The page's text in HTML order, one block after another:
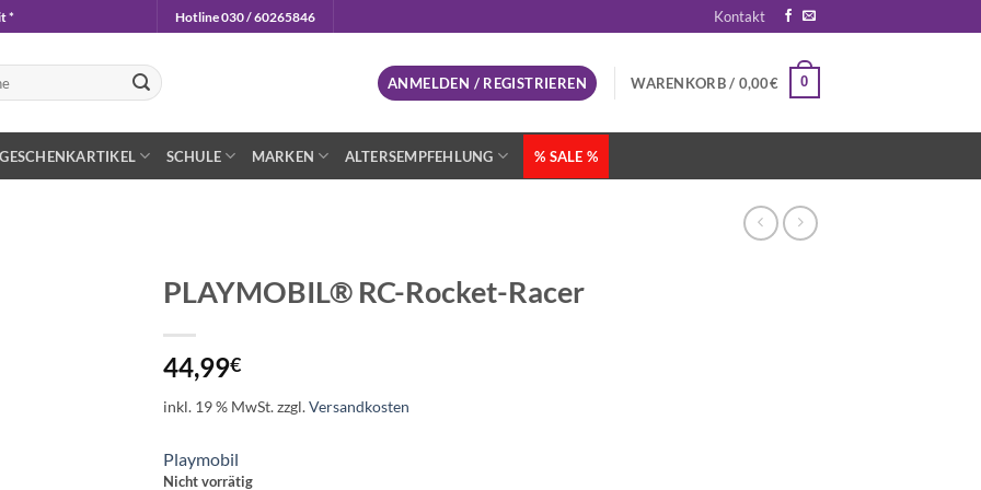
* Hotline 030 / 60265846 Kontakt
ANMELDEN / REGISTRIEREN WARENKORB / 0,00€ 0
GESCHENKARTIKEL SCHULE MARKEN ALTERSEMPFEHLUNG % SALE %
PLAYMOBIL® RC-Rocket-Racer
44,99€
inkl. 19 % MwSt.zzgl.Versandkosten
Playmobil
Nicht vorrätig